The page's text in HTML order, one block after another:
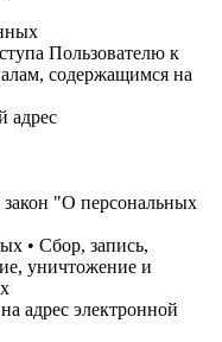
Пользователю к
содержащимся на
адрес
"О персональных
• Сбор, запись,
уничтожение и
адрес электронной